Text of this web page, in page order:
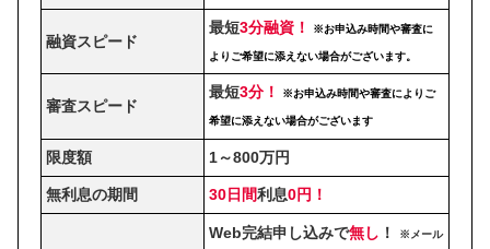
融資スピード
最短3分融資！ ※お申込み時間や審査に
よりご希望に添えない場合がございます。
審査スピード
最短3分！ ※お申込み時間や審査によりご
希望に添えない場合がございます
限度額 1～800万円
無利息の期間 30日間利息0円！
Web完結申し込みで無し ！ ※メール